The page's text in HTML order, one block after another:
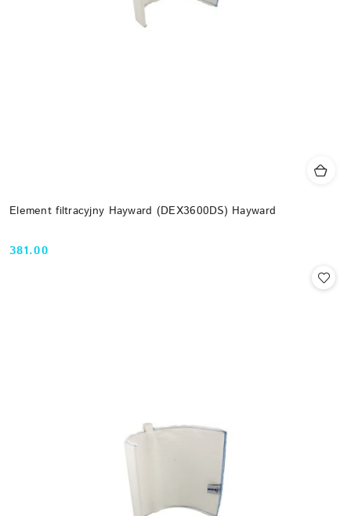
Element filtracyjny Hayward (DEX3600DS) Hayward
Cena:
381.00